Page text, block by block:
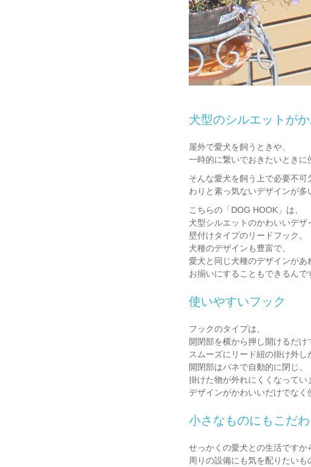
犬型のシルエットが
屋外で愛犬を飼うときや、
一時的に繋いでおきたいときに
そんな愛犬を飼う上で必要不可
わりと素っ気ないデザインが多
こちらの「DOG HOOK」は、
犬型シルエットのかわいいデザ
壁付けタイプのリードフック。
犬種のデザインも豊富で、
愛犬と同じ犬種のデザインがあ
お揃いにすることもできるんで
使いやすいフック
フックのタイプは、
開閉部を横から押し開けるだけ
スムーズにリード紐の掛け外し
開閉部はバネで自動的に閉じ、
掛けた物が外れにくくなってい
デザインがかわいいだけでなく
小さなものにもこだ
せっかくの愛犬との生活ですか
周りの設備にも気を配りたいも